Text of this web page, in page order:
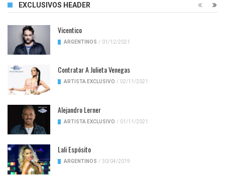
EXCLUSIVOS HEADER
Vicentico
ARGENTINOS / 01/12/2021
Contratar A Julieta Venegas
ARTISTA EXCLUSIVO / 02/11/2021
Alejandro Lerner
ARTISTA EXCLUSIVO / 01/11/2021
Lali Espósito
ARGENTINOS / 30/04/2019